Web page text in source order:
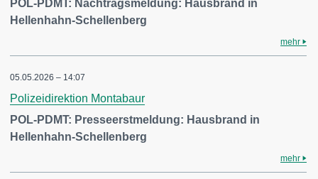
POL-PDMT: Nachtragsmeldung: Hausbrand in
Hellenhahn-Schellenberg
mehr
05.05.2026 – 14:07
Polizeidirektion Montabaur
POL-PDMT: Presseerstmeldung: Hausbrand in
Hellenhahn-Schellenberg
mehr